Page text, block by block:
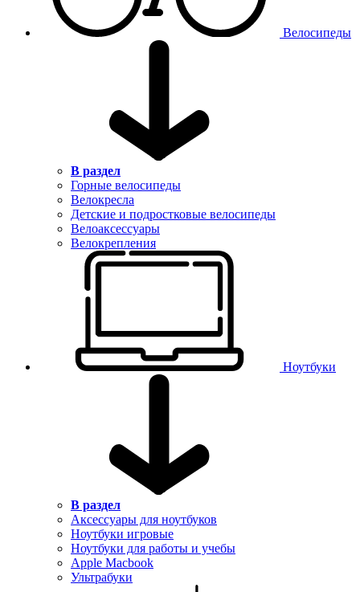
Велосипеды
В раздел
Горные велосипеды
Велокресла
Детские и подростковые велосипеды
Велоаксессуары
Велокрепления
Ноутбуки
В раздел
Аксессуары для ноутбуков
Ноутбуки игровые
Ноутбуки для работы и учебы
Apple Macbook
Ультрабуки